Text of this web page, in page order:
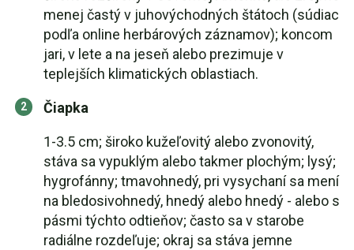
menej častý v juhovýchodných štátoch (súdiac
podľa online herbárových záznamov); koncom
jari, v lete a na jeseň alebo prezimuje v
teplejších klimatických oblastiach.
Čiapka
1-3.5 cm; široko kužeľovitý alebo zvonovitý,
stáva sa vypuklým alebo takmer plochým; lysý;
hygrofánny; tmavohnedý, pri vysychaní sa mení
na bledosivohnedý, hnedý alebo hnedý - alebo s
pásmi týchto odtieňov; často sa v starobe
radiálne rozdeľuje; okraj sa stáva jemne